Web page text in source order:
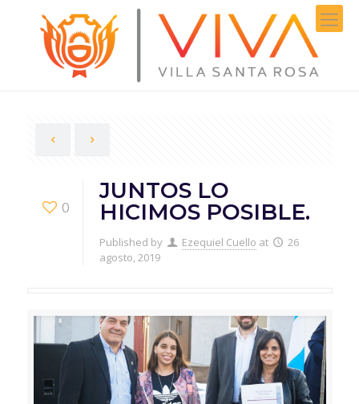
0
JUNTOS LO
HICIMOS POSIBLE.
Published by Ezequiel Cuello at
26
agosto, 2019